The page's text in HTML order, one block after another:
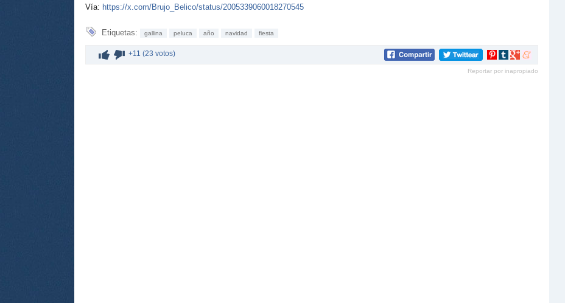
Vía: https://x.com/Brujo_Belico/status/2005339060018270545
Etiquetas: gallina peluca año navidad fiesta
+11 (23 votos)
Compartir
Pinterest
Compartir
tumblr
Compartir
Google+
Compartir
meneame
Reportar por inapropiado